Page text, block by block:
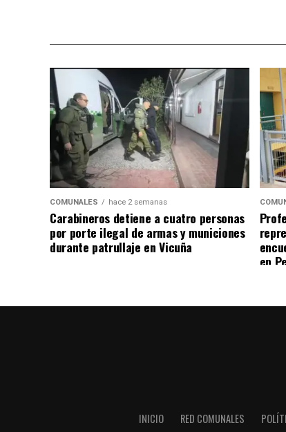
COMUNALES hace 2 semanas
Carabineros detiene a cuatro personas
por porte ilegal de armas y municiones
durante patrullaje en Vicuña
en
INICIO RED COMUNALES